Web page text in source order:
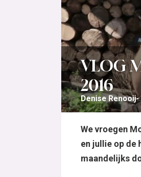
VLOG
2016
Denise Renooij
We vroegen
en jullie op de
maandelijks